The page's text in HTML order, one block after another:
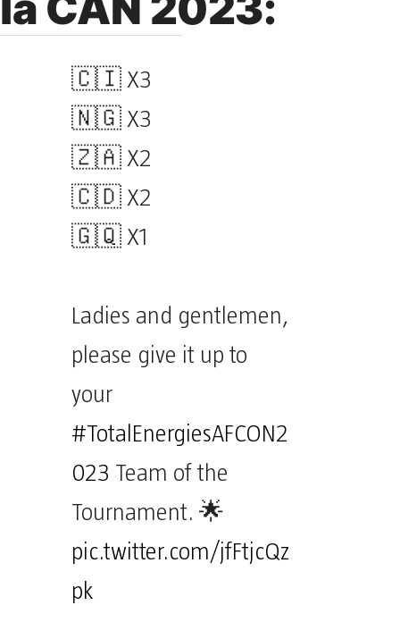
🇨🇮 X3
🇳🇬 X3
🇿🇦 X2
🇨🇩 X2
🇬🇶 X1
Ladies and gentlemen,
please give it up to
your
#TotalEnergiesAFCON2
023 Team of the
Tournament. 🌟
pic.twitter.com/jfFtjcQz
pk